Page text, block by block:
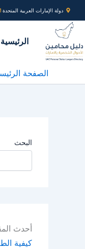
تخطي
إلى
المحتوى
دولة الإمارات العربية المتحدة
الرئيسية
الصفحة
البحث
أحدث
كيفية